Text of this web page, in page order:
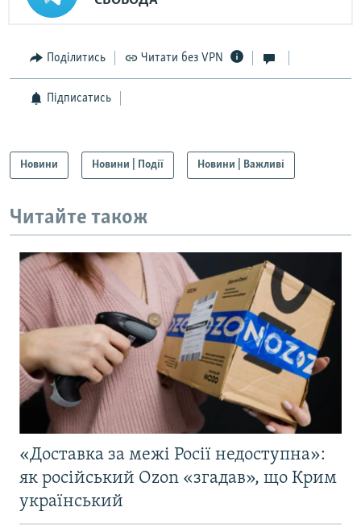
Поділитись Читати без VPN
Підписатись
Новини Новини | Події Новини | Важливі
Читайте також
«Доставка за межі Росії недоступна»:
як російський Ozon «згадав», що Крим
український